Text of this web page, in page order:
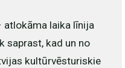
atlokāma laika līnija
saprast, kad un no
kultūrvēsturiskie